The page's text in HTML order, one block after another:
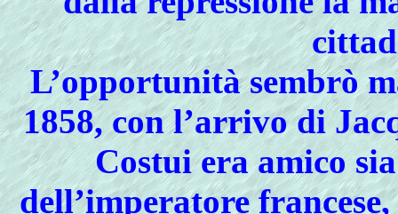
L’opportunità sembrò
1858, con l’arrivo di
Costui era amico
dell’imperatore